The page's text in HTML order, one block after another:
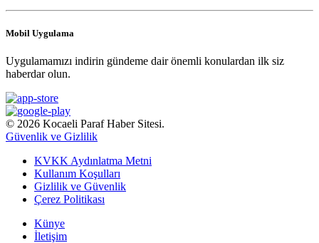
Mobil Uygulama
Uygulamamızı indirin gündeme dair önemli konulardan ilk siz
haberdar olun.
© 2026 Kocaeli Paraf Haber Sitesi.
Güvenlik ve Gizlilik
KVKK Aydınlatma Metni
Kullanım Koşulları
Gizlilik ve Güvenlik
Çerez Politikası
Künye
İletişim